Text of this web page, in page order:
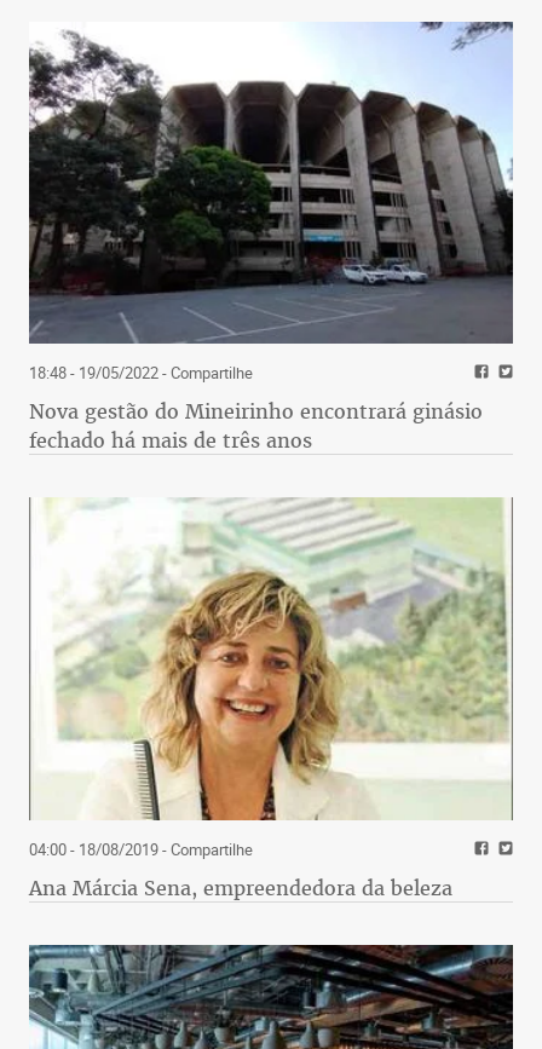
18:48 - 19/05/2022- Compartilhe
Nova gestão do Mineirinho encontrará ginásio
fechado há mais de três anos
04:00 - 18/08/2019- Compartilhe
Ana Márcia Sena, empreendedora da beleza